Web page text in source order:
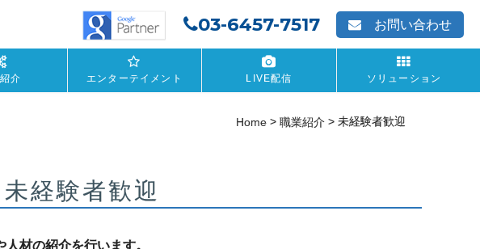
お問い合わせ
03-6457-7517
介 エンターテイメント LIVE配信 ソリューション
Home > 職業紹介 > 未経験者歓迎
未経験者歓迎
材の紹介を行います。